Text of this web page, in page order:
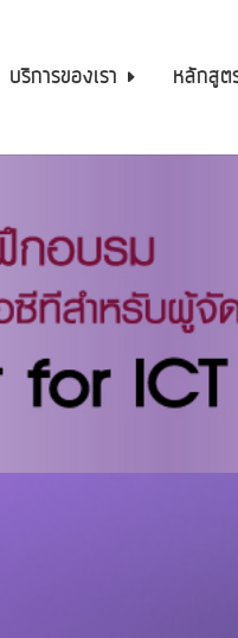
บริการของเรา หลักสูต